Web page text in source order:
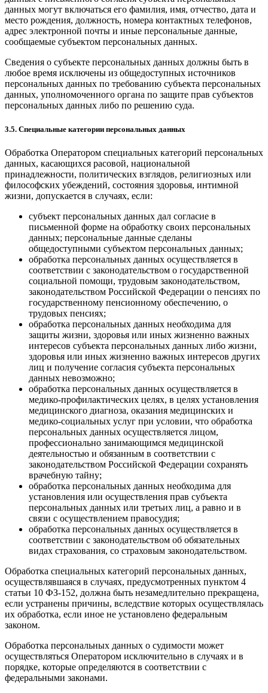
данных могут включаться его фамилия, имя, отчество, дата и
место рождения, должность, номера контактных телефонов,
адрес электронной почты и иные персональные данные,
сообщаемые субъектом персональных данных.
Сведения о субъекте персональных данных должны быть в
любое время исключены из общедоступных источников
персональных данных по требованию субъекта персональных
данных, уполномоченного органа по защите прав субъектов
персональных данных либо по решению суда.
3.5. Специальные категории персональных данных
Обработка Оператором специальных категорий персональных
данных, касающихся расовой, национальной
принадлежности, политических взглядов, религиозных или
философских убеждений, состояния здоровья, интимной
жизни, допускается в случаях, если:
субъект персональных данных дал согласие в
письменной форме на обработку своих персональных
данных; персональные данные сделаны
общедоступными субъектом персональных данных;
обработка персональных данных осуществляется в
соответствии с законодательством о государственной
социальной помощи, трудовым законодательством,
законодательством Российской Федерации о пенсиях по
государственному пенсионному обеспечению, о
трудовых пенсиях;
обработка персональных данных необходима для
защиты жизни, здоровья или иных жизненно важных
интересов субъекта персональных данных либо жизни,
здоровья или иных жизненно важных интересов других
лиц и получение согласия субъекта персональных
данных невозможно;
обработка персональных данных осуществляется в
медико-профилактических целях, в целях установления
медицинского диагноза, оказания медицинских и
медико-социальных услуг при условии, что обработка
персональных данных осуществляется лицом,
профессионально занимающимся медицинской
деятельностью и обязанным в соответствии с
законодательством Российской Федерации сохранять
врачебную тайну;
обработка персональных данных необходима для
установления или осуществления прав субъекта
персональных данных или третьих лиц, а равно и в
связи с осуществлением правосудия;
обработка персональных данных осуществляется в
соответствии с законодательством об обязательных
видах страхования, со страховым законодательством.
Обработка специальных категорий персональных данных,
осуществлявшаяся в случаях, предусмотренных пунктом 4
статьи 10 ФЗ-152, должна быть незамедлительно прекращена,
если устранены причины, вследствие которых осуществлялась
их обработка, если иное не установлено федеральным
законом.
Обработка персональных данных о судимости может
осуществляться Оператором исключительно в случаях и в
порядке, которые определяются в соответствии с
федеральными законами.